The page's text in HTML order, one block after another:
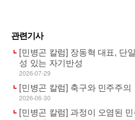
관련기사
[민병곤 칼럼] 장동혁 대표, 단
성 있는 자기반성
2026-07-29
[민병곤 칼럼] 축구와 민주주의
2026-06-30
[민병곤 칼럼] 과정이 오염된